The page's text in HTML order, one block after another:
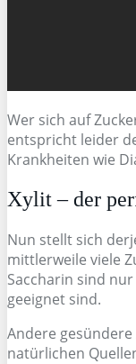
Wer sich auf
entspricht leider
Krankheiten wie
Xylit – der
Nun stellt sich
mittlerweile viele
Saccharin sind
geeignet sind.
Andere
natürlichen